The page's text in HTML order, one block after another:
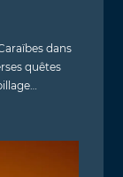
dans
quêtes